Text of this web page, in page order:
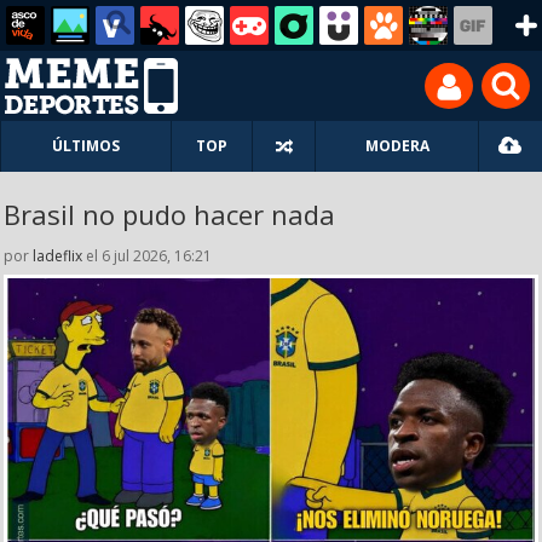
ÚLTIMOS TOP MODERA
Brasil no pudo hacer nada
por ladeflix el 6 jul 2026, 16:21